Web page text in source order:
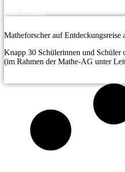
Zum Beitrag
Matheforscher auf Entdeckungsreise
Knapp 30 Schülerinnen und Schüler
(im Rahmen der Mathe-AG unter